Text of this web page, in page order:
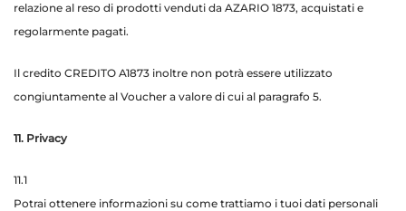
relazione al reso di prodotti venduti da AZARIO 1873, acquistati e
regolarmente pagati.
Il credito CREDITO A1873 inoltre non potrà essere utilizzato
congiuntamente al Voucher a valore di cui al paragrafo 5.
11. Privacy
11.1
Potrai ottenere informazioni su come trattiamo i tuoi dati personali